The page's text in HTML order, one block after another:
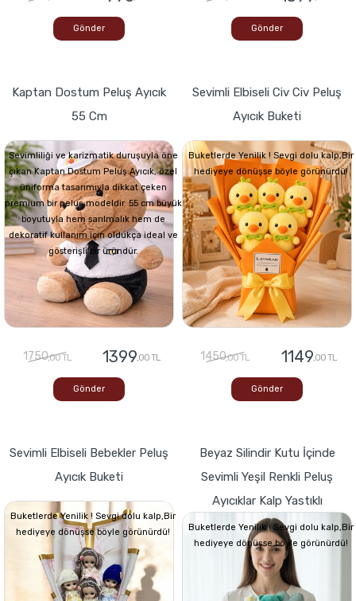
Gönder Gönder
Kaptan Dostum Peluş Ayıcık
55 Cm
Sevimliliği ve karizmatik duruşuyla öne
çıkan Kaptan Dostum Peluş Ayıcık, özel
üniforma tasarımıyla dikkat çeken
premium bir peluş modeldir. 55 cm büyük
boyutuyla hem sarılmalık hem de
dekoratif kullanım için oldukça ideal ve
gösterişli bir üründür.
1750,00 TL 1399,00 TL
Gönder
Sevimli Elbiseli Civ Civ Peluş
Ayıcık Buketi
Buketlerde Yenilik ! Sevgi dolu kalp,Bir
hediyeye dönüşse böyle görünürdü!
1450,00 TL 1149,00 TL
Gönder
Sevimli Elbiseli Bebekler Peluş
Ayıcık Buketi
Buketlerde Yenilik ! Sevgi dolu kalp,Bir
hediyeye dönüşse böyle görünürdü!
Beyaz Silindir Kutu İçinde
Sevimli Yeşil Renkli Peluş
Ayıcıklar Kalp Yastıklı
Buketlerde Yenilik ! Sevgi dolu kalp,Bir
hediyeye dönüşse böyle görünürdü!